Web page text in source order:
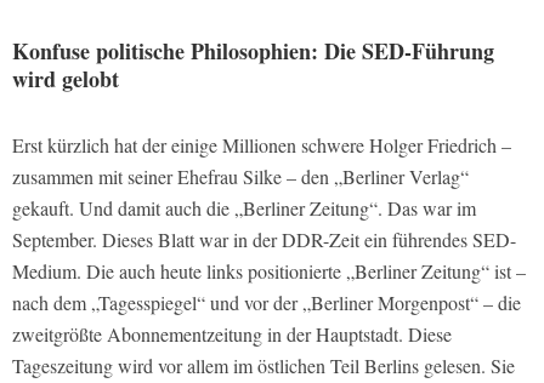
Konfuse politische Philosophien: Die SED-Führung
wird gelobt
Erst kürzlich hat der einige Millionen schwere Holger Friedrich –
zusammen mit seiner Ehefrau Silke – den „Berliner Verlag“
gekauft. Und damit auch die „Berliner Zeitung“. Das war im
September. Dieses Blatt war in der DDR-Zeit ein führendes SED-
Medium. Die auch heute links positionierte „Berliner Zeitung“ ist –
nach dem „Tagesspiegel“ und vor der „Berliner Morgenpost“ – die
zweitgrößte Abonnementzeitung in der Hauptstadt. Diese
Tageszeitung wird vor allem im östlichen Teil Berlins gelesen. Sie